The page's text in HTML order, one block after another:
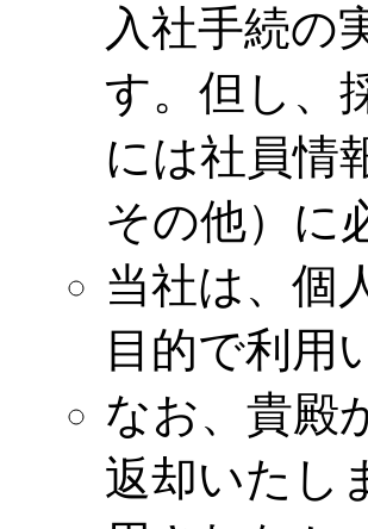
入社手続の
す。但し、
には社員情
その他）に
当社は、個
目的で利用
なお、貴殿
返却いたし